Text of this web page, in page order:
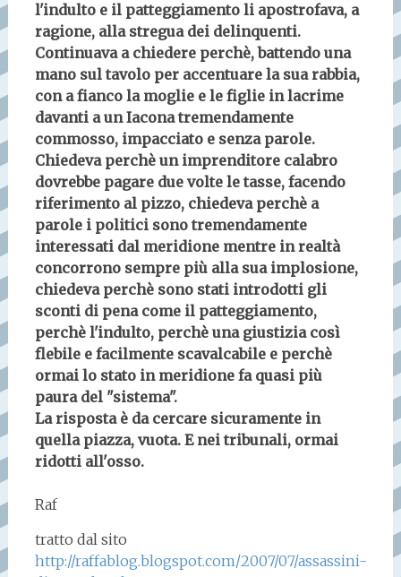
l'indulto e il patteggiamento li apostrofava, a
ragione, alla stregua dei delinquenti.
Continuava a chiedere perchè, battendo una
mano sul tavolo per accentuare la sua rabbia,
con a fianco la moglie e le figlie in lacrime
davanti a un Iacona tremendamente
commosso, impacciato e senza parole.
Chiedeva perchè un imprenditore calabro
dovrebbe pagare due volte le tasse, facendo
riferimento al pizzo, chiedeva perchè a
parole i politici sono tremendamente
interessati dal meridione mentre in realtà
concorrono sempre più alla sua implosione,
chiedeva perchè sono stati introdotti gli
sconti di pena come il patteggiamento,
perchè l'indulto, perchè una giustizia così
flebile e facilmente scavalcabile e perchè
ormai lo stato in meridione fa quasi più
paura del "sistema".
La risposta è da cercare sicuramente in
quella piazza, vuota. E nei tribunali, ormai
ridotti all'osso.
Raf
tratto dal sito
http://raffablog.blogspot.com/2007/07/assassini-